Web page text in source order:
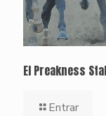
El Preakness
Entrar